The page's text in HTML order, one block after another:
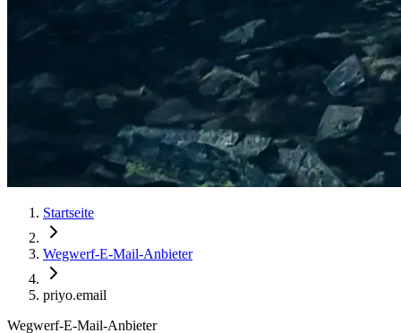
Startseite
Wegwerf-E-Mail-Anbieter
priyo.email
Wegwerf-E-Mail-Anbieter